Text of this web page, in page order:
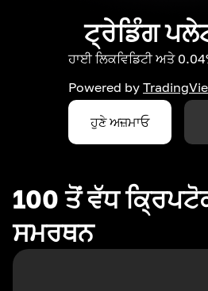
ਟ੍ਰੇਡਿੰਗ
ਹਾਈ ਲਿਕਵਿਡਿਟੀ ਅਤੇ
Powered by
ਹੁਣੇ ਅਜ਼ਮਾਓ
100 ਤੋਂ ਵੱਧ
ਸਮਰਥਨ